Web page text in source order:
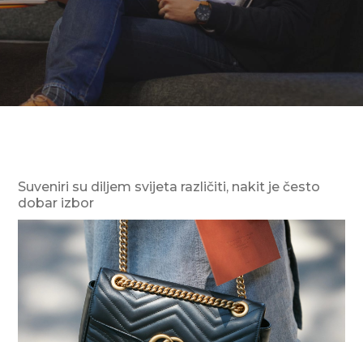
Suveniri su diljem svijeta različiti, nakit je često
dobar izbor